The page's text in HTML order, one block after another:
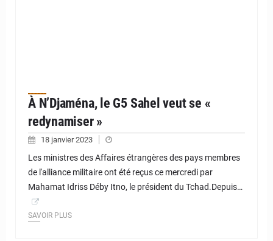
À N’Djaména, le G5 Sahel veut se «
redynamiser »
18 janvier 2023
Les ministres des Affaires étrangères des pays membres
de l'alliance militaire ont été reçus ce mercredi par
Mahamat Idriss Déby Itno, le président du Tchad.Depuis…
SAVOIR PLUS